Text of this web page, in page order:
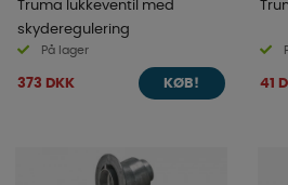
Truma lukkeventil med
skyderegulering
På lager
373 DKK KØB! 41